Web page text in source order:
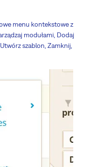
menu kontekstowe z
modułami, Dodaj
szablon, Zamknij,